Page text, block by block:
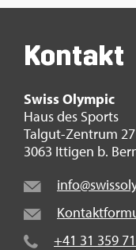
Kon­takt
Swiss Olym­pic
Haus des Sports
Tal­gut-Zen­trum 27
3063 It­ti­gen b.
+41 31 359